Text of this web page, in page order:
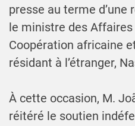
presse au terme d’une
le ministre des
Coopération africaine
résidant à l’étranger,
À cette occasion, M.
réitéré le soutien